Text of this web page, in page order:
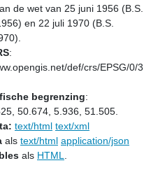
de wet van 25 juni 1956 (B.S.
en 22 juli 1970 (B.S.
:
def/crs/EPSG/0/
begrenzing:
50.674, 5.936, 51.505.
text/html text/xml
als text/html application/json
als HTML